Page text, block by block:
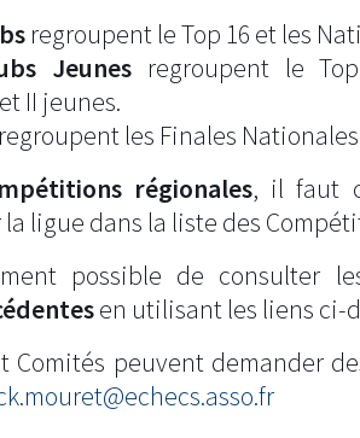
regroupent le Top 16 et les
Jeunesregroupent le
II jeunes.
regroupent les Finales
régionales, il faut
ligue dans la liste des
possible de consulter
en utilisant les liens ci-
Comités peuvent demander